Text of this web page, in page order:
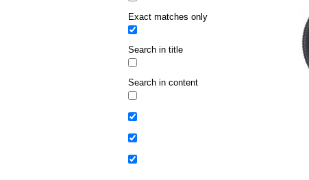
Exact matches only
Search in title
Search in content